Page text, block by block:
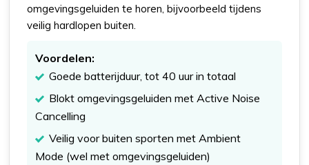
omgevingsgeluiden te horen, bijvoorbeeld tijdens
veilig hardlopen buiten.
Voordelen:
Goede batterijduur, tot 40 uur in totaal
Blokt omgevingsgeluiden met Active Noise
Cancelling
Veilig voor buiten sporten met Ambient
Mode (wel met omgevingsgeluiden)